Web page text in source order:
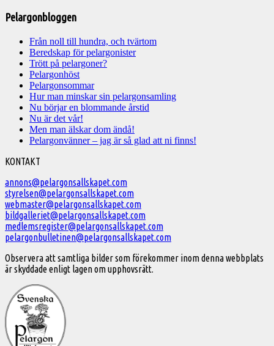
Pelargonbloggen
Från noll till hundra, och tvärtom
Beredskap för pelargonister
Trött på pelargoner?
Pelargonhöst
Pelargonsommar
Hur man minskar sin pelargonsamling
Nu börjar en blommande årstid
Nu är det vår!
Men man älskar dom ändå!
Pelargonvänner – jag är så glad att ni finns!
Välkommen
till
Svenska
Pelargonsällskapet
KONTAKT
annons@pelargonsallskapet.com
styrelsen@pelargonsallskapet.com
webmaster@pelargonsallskapet.com
bildgalleriet@pelargonsallskapet.com
medlemsregister@pelargonsallskapet.com
pelargonbulletinen@pelargonsallskapet.com
Observera att samtliga bilder som förekommer inom denna webbplats
är skyddade enligt lagen om upphovsrätt.